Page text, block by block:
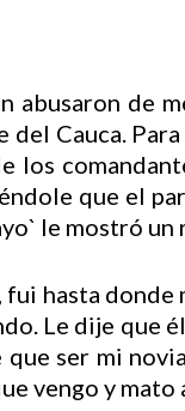
abusaron de
del Cauca.
los
que el
le mostró un
fui hasta
Le dije que
ser mi
vengo y mato